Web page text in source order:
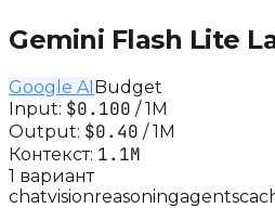
Gemini Flash Lite
Google AIBudget
Input: $0.100 / 1M
Output: $0.40 / 1M
Контекст: 1.1M
1 вариант
chatvisionreasoningagents